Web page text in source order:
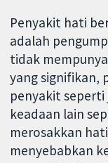
Penyakit hati
adalah
tidak
yang signifikan,
penyakit
keadaan lain
merosakkan
menyebabkan